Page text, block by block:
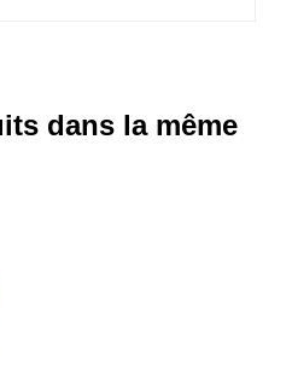
dans la même